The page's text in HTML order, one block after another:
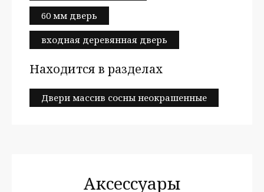
60 мм дверь
входная деревянная дверь
Находится в разделах
Двери массив сосны неокрашенные
Аксессуары